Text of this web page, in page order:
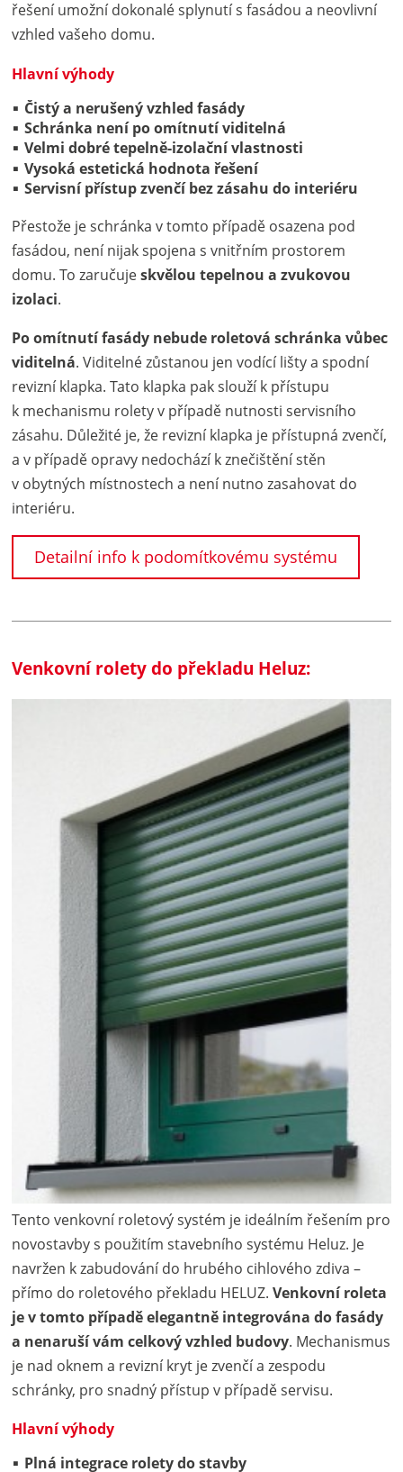
řešení umožní dokonalé splynutí s fasádou a neovlivní
vzhled vašeho domu.
Hlavní výhody
Čistý a nerušený vzhled fasády
Schránka není po omítnutí viditelná
Velmi dobré tepelně-izolační vlastnosti
Vysoká estetická hodnota řešení
Servisní přístup zvenčí bez zásahu do interiéru
Přestože je schránka v tomto případě osazena pod
fasádou, není nijak spojena s vnitřním prostorem
domu. To zaručujeskvělou tepelnou a zvukovou
izolaci.
Po omítnutí fasády nebude roletová schránka vůbec
viditelná. Viditelné zůstanou jen vodící lišty a spodní
revizní klapka. Tato klapka pak slouží k přístupu
k mechanismu rolety v případě nutnosti servisního
zásahu. Důležité je, že revizní klapka je přístupná zvenčí,
a v případě opravy nedochází k znečištění stěn
v obytných místnostech a není nutno zasahovat do
interiéru.
Detailní info k podomítkovému systému
Venkovní rolety do překladu Heluz:
Tento venkovní roletový systém je ideálním řešením pro
novostavby s použitím stavebního systému Heluz. Je
navržen k zabudování do hrubého cihlového zdiva –
přímo do roletového překladu HELUZ.Venkovní roleta
je v tomto případě elegantně integrována do fasády
a nenaruší vám celkový vzhled budovy. Mechanismus
je nad oknem a revizní kryt je zvenčí a zespodu
schránky, pro snadný přístup v případě servisu.
Hlavní výhody
Plná integrace rolety do stavby